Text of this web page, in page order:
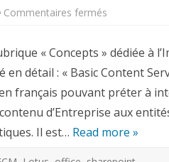
Commentaires fermés
?
Basic
Content
Services
« Concepts » dédiée à
détail : « Basic Content
en français pouvant préter à
d’Entreprise aux
Il est… Read more »